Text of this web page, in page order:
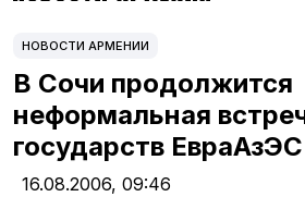
НОВОСТИ АРМЕНИИ
В Сочи продолжится
неформальная
государств ЕвраАзЭС
16.08.2006, 09:46